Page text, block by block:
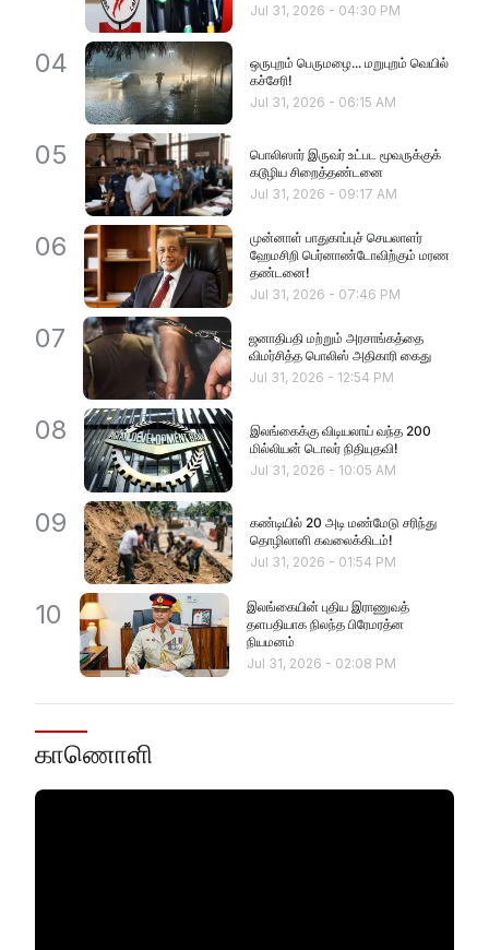
Jul 31, 2026 - 04:30 PM
04
ஒருபுறம் பெருமழை... மறுபுறம் வெயில்
கச்சேரி!
Jul 31, 2026 - 06:15 AM
05
பொலிஸார் இருவர் உட்பட மூவருக்குக்
கடூழிய சிறைத்தண்டனை
Jul 31, 2026 - 09:17 AM
06
முன்னாள் பாதுகாப்புச் செயலாளர்
ஹேமசிறி பெர்னாண்டோவிற்கும் மரண
தண்டனை!
Jul 31, 2026 - 07:46 PM
07
ஜனாதிபதி மற்றும் அரசாங்கத்தை
விமர்சித்த பொலிஸ் அதிகாரி கைது
Jul 31, 2026 - 12:54 PM
08
இலங்கைக்கு விடியலாய் வந்த 200
மில்லியன் டொலர் நிதியுதவி!
Jul 31, 2026 - 10:05 AM
09
கண்டியில் 20 அடி மண்மேடு சரிந்து
தொழிலாளி கவலைக்கிடம்!
Jul 31, 2026 - 01:54 PM
10
இலங்கையின் புதிய இராணுவத்
தளபதியாக நிலந்த பிரேமரத்ன
நியமனம்
Jul 31, 2026 - 02:08 PM
காணொளி